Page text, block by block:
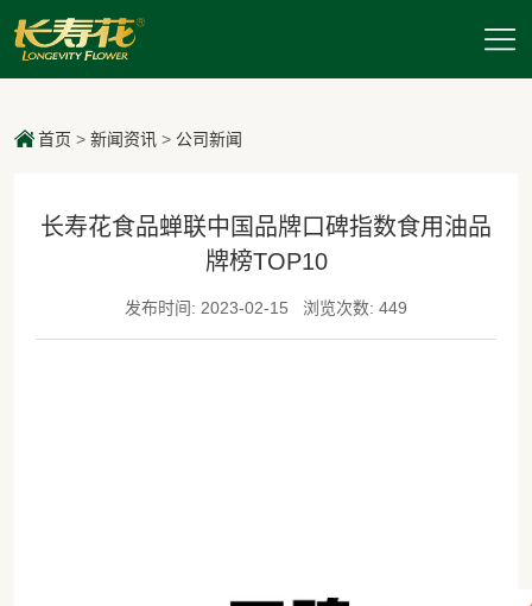
首页 > 新闻资讯> 公司新闻
长寿花食品蝉联中国品牌口碑指数食用油品
牌榜TOP10
发布时间: 2023-02-15 浏览次数: 449